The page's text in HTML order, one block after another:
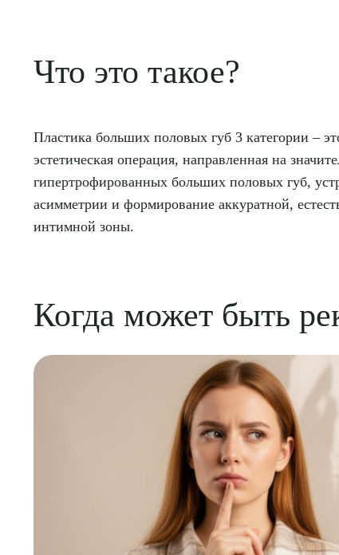
Что это такое?
Пластика больших половых губ 3 категории –
эстетическая операция, направленная на
гипертрофированных больших половых губ,
асимметрии и формирование аккуратной,
интимной зоны.
Когда может быть